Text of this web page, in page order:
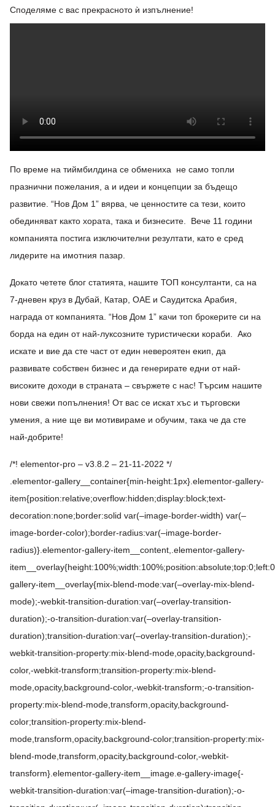
Споделяме с вас прекрасното ѝ изпълнение!
По време на тиймбилдина се обмениха не само топли
празнични пожелания, а и идеи и концепции за бъдещо
развитие. “Нов Дом 1” вярва, че ценностите са тези, които
обединяват както хората, така и бизнесите. Вече 11 години
компанията постига изключителни резултати, като е сред
лидерите на имотния пазар.
Докато четете блог статията, нашите ТОП консултанти, са на
7-дневен круз в Дубай, Катар, ОАЕ и Саудитска Арабия,
награда от компанията. “Нов Дом 1” качи топ брокерите си на
борда на един от най-луксозните туристически кораби. Ако
искате и вие да сте част от един невероятен екип, да
развивате собствен бизнес и да генерирате едни от най-
високите доходи в страната – свържете с нас! Търсим нашите
нови свежи попълнения! От вас се искат хъс и търговски
умения, а ние ще ви мотивираме и обучим, така че да сте
най-добрите!
/*! elementor-pro – v3.8.2 – 21-11-2022 */
.elementor-gallery__container{min-height:1px}.elementor-gallery-
item{position:relative;overflow:hidden;display:block;text-
decoration:none;border:solid var(–image-border-width) var(–
image-border-color);border-radius:var(–image-border-
radius)}.elementor-gallery-item__content,.elementor-gallery-
gallery-item__overlay{mix-blend-mode:var(–overlay-mix-blend-
mode);-webkit-transition-duration:var(–overlay-transition-
duration);-o-transition-duration:var(–overlay-transition-
duration);transition-duration:var(–overlay-transition-duration);-
webkit-transition-property:mix-blend-mode,opacity,background-
color,-webkit-transform;transition-property:mix-blend-
mode,opacity,background-color,-webkit-transform;-o-transition-
property:mix-blend-mode,transform,opacity,background-
color;transition-property:mix-blend-
mode,transform,opacity,background-color;transition-property:mix-
blend-mode,transform,opacity,background-color,-webkit-
transform}.elementor-gallery-item__image.e-gallery-image{-
webkit-transition-duration:var(–image-transition-duration);-o-